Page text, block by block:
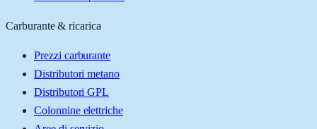
Carburante & ricarica
Prezzi carburante
Distributori metano
Distributori GPL
Colonnine elettriche